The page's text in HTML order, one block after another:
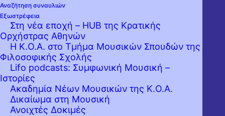
Αναζήτηση συναυλιών
Εξωστρέφεια
Στη νέα εποχή – HUB της Κρατικής
Ορχήστρας Αθηνών
Η Κ.Ο.Α. στο Τμήμα Μουσικών Σπουδών της
Φιλοσοφικής Σχολής
Lifo podcasts: Συμφωνική Μουσική –
Ιστορίες
Ακαδημία Νέων Μουσικών της Κ.Ο.Α.
Δικαίωμα στη Μουσική
Ανοιχτές Δοκιμές
Η Κρατική Ορχήστρα Αθηνών,